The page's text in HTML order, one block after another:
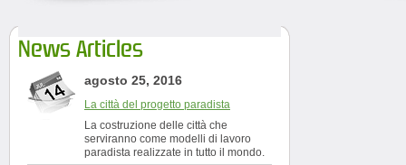
News Articles
agosto 25, 2016
La città del progetto paradista
La costruzione delle città che
serviranno come modelli di lavoro
paradista realizzate in tutto il mondo.